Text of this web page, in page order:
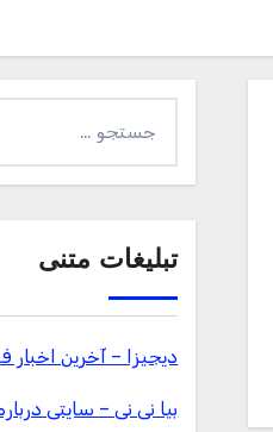
برای:
تبلیغات متنی
دیجیزا – آخرین اخبار
بیا نی نی – سایتی